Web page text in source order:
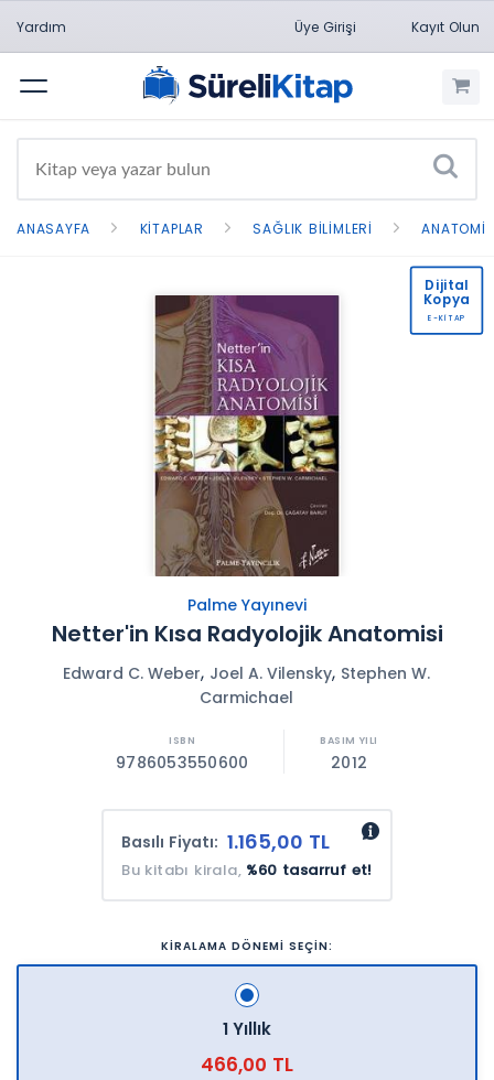
Yardım Üye Girişi Kayıt Olun
Menü
ANASAYFA KITAPLAR SAĞLIK BILIMLERI ANATOMI
Palme Yayınevi
Netter'in Kısa Radyolojik Anatomisi
Edward C. Weber, Joel A. Vilensky, Stephen W.
Carmichael
9786053550600 2012
Basılı Fiyatı: 1.165,00 TL
Bu kitabı kirala, %60 tasarruf et!
KİRALAMA DÖNEMİ SEÇİN:
1 Yıllık
466,00 TL
Dijital
Kopya
E-KİTAP